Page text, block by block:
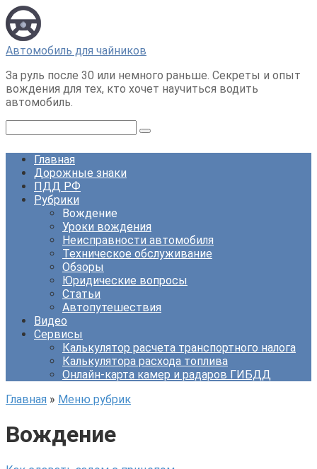
Перейти
к
контенту
Автомобиль для чайников
За руль после 30 или немного раньше. Секреты и опыт
вождения для тех, кто хочет научиться водить
автомобиль.
Главная
Дорожные знаки
ПДД РФ
Рубрики
Вождение
Уроки вождения
Неисправности автомобиля
Техническое обслуживание
Обзоры
Юридические вопросы
Статьи
Автопутешествия
Видео
Сервисы
Калькулятор расчета транспортного налога
Калькулятора расхода топлива
Онлайн-карта камер и радаров ГИБДД
Главная » Меню рубрик
Вождение